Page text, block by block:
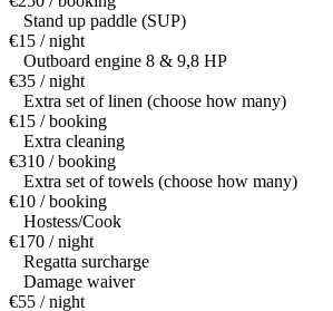
Stand up paddle (SUP)
€15 / night
Outboard engine 8 & 9,8 HP
€35 / night
Extra set of linen (choose how many)
€15 / booking
Extra cleaning
€310 / booking
Extra set of towels (choose how many)
€10 / booking
Hostess/Cook
€170 / night
Regatta surcharge
Damage waiver
€55 / night